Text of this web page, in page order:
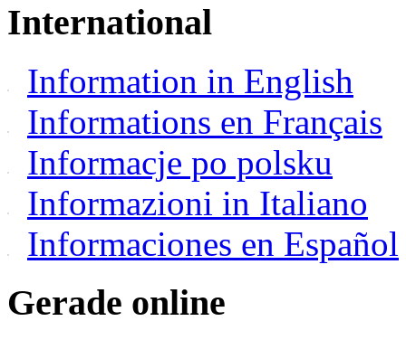
International
Information in English
Informations en Français
Informacje po polsku
Informazioni in Italiano
Informaciones en Español
Gerade online